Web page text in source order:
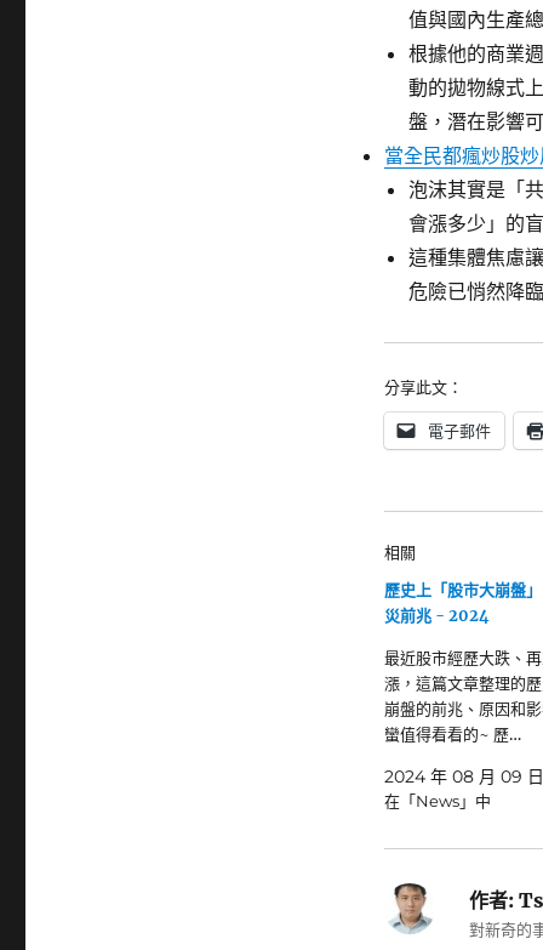
值與國內生產
根據他的商業
動的拋物線式
盤，潛在影響
當全民都瘋炒股
泡沫其實是「
會漲多少」的
這種集體焦慮
危險已悄然降臨
分享此文：
電子郵件
相關
歷史上「股市大崩盤
災前兆 - 2024
最近股市經歷大跌、
漲，這篇文章整理的
崩盤的前兆、原因和
蠻值得看看的~ 歷…
2024 年 08 月 09 日
在「News」中
作者:
對新奇的